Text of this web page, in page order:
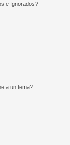
e Ignorados?
a un tema?